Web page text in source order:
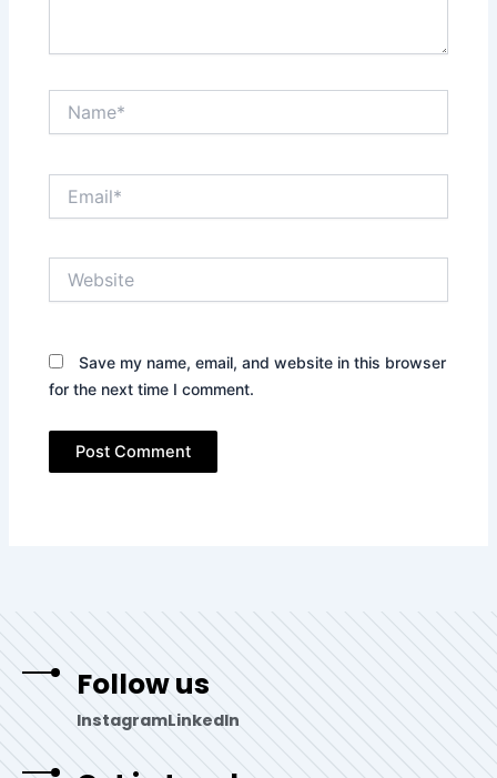
Save my name, email, and website in this browser
for the next time I comment.
Follow us
InstagramLinkedIn